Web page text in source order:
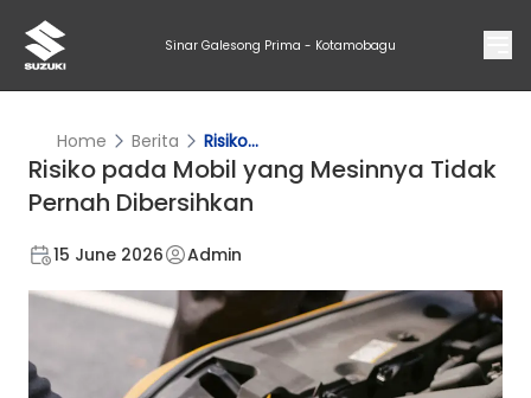
Sinar Galesong Prima - Kotamobagu
Home Berita Risiko...
Risiko pada Mobil yang Mesinnya Tidak
Pernah Dibersihkan
15 June 2026 Admin